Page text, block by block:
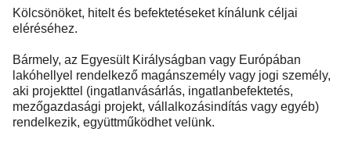
Kölcsönöket, hitelt és befektetéseket kínálunk céljai
eléréséhez.
Bármely, az Egyesült Királyságban vagy Európában
lakóhellyel rendelkező magánszemély vagy jogi személy,
aki projekttel (ingatlanvásárlás, ingatlanbefektetés,
mezőgazdasági projekt, vállalkozásindítás vagy egyéb)
rendelkezik, együttműködhet velünk.